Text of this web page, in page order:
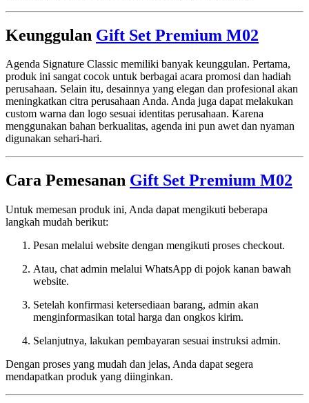
Keunggulan Gift Set Premium M02
Agenda Signature Classic memiliki banyak keunggulan. Pertama,
produk ini sangat cocok untuk berbagai acara promosi dan hadiah
perusahaan. Selain itu, desainnya yang elegan dan profesional akan
meningkatkan citra perusahaan Anda. Anda juga dapat melakukan
custom warna dan logo sesuai identitas perusahaan. Karena
menggunakan bahan berkualitas, agenda ini pun awet dan nyaman
digunakan sehari-hari.
Cara Pemesanan Gift Set Premium M02
Untuk memesan produk ini, Anda dapat mengikuti beberapa
langkah mudah berikut:
Pesan melalui website dengan mengikuti proses checkout.
Atau, chat admin melalui WhatsApp di pojok kanan bawah
website.
Setelah konfirmasi ketersediaan barang, admin akan
menginformasikan total harga dan ongkos kirim.
Selanjutnya, lakukan pembayaran sesuai instruksi admin.
Dengan proses yang mudah dan jelas, Anda dapat segera
mendapatkan produk yang diinginkan.